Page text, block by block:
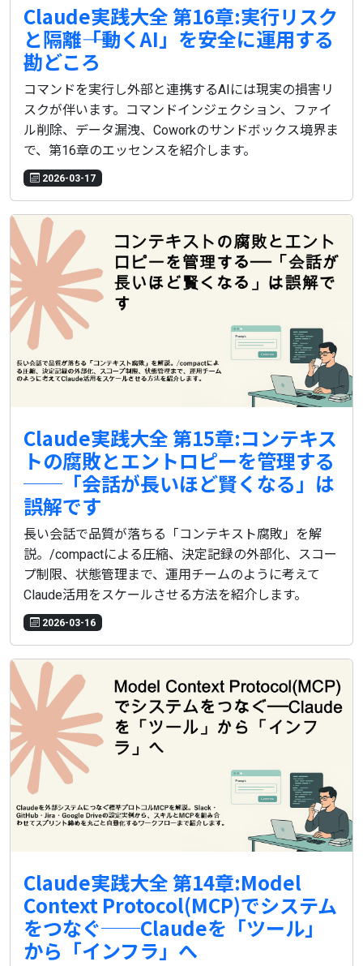
Claude実践大全 第16章:実行リスク
と隔離――「動くAI」を安全に運用する
勘どころ
コマンドを実行し外部と連携するAIには現実の損害リ
スクが伴います。コマンドインジェクション、ファイ
ル削除、データ漏洩、Coworkのサンドボックス境界ま
で、第16章のエッセンスを紹介します。
2026-03-17
Claude実践大全 第15章:コンテキス
トの腐敗とエントロピーを管理する
──「会話が長いほど賢くなる」は
誤解です
長い会話で品質が落ちる「コンテキスト腐敗」を解
説。/compactによる圧縮、決定記録の外部化、スコー
プ制限、状態管理まで、運用チームのように考えて
Claude活用をスケールさせる方法を紹介します。
2026-03-16
Claude実践大全 第14章:Model
Context Protocol(MCP)でシステム
をつなぐ──Claudeを「ツール」
から「インフラ」へ